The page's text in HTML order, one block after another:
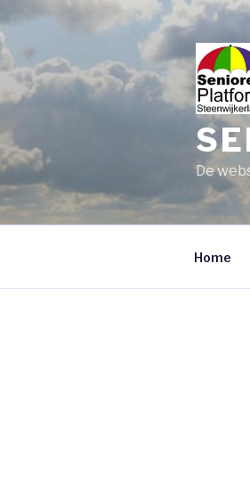
to
content
De
Home